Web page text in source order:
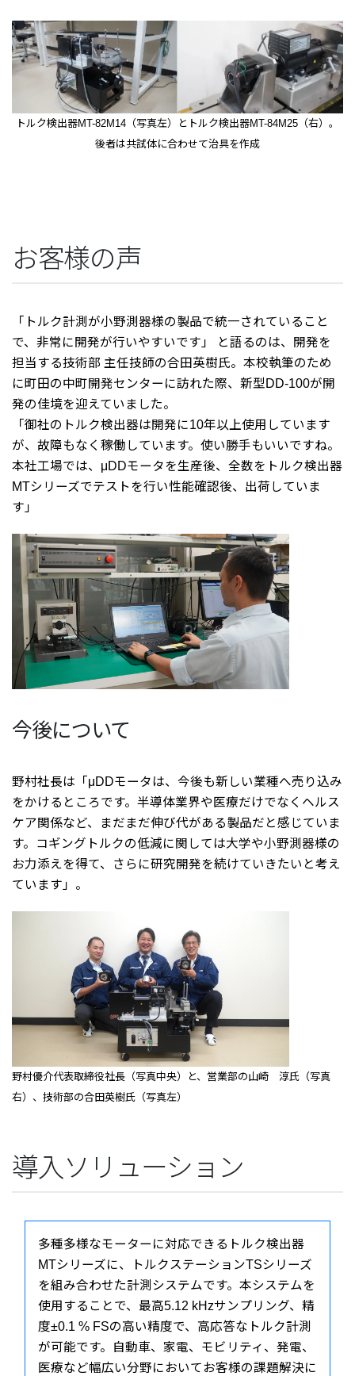
トルク検出器MT-82M14（写真左）とトルク検出器MT-84M25（右）。
後者は共試体に合わせて治具を作成
お客様の声
「トルク計測が小野測器様の製品で統一されていること
で、非常に開発が行いやすいです」 と語るのは、開発を
担当する技術部 主任技師の合田英樹氏。本校執筆のため
に町田の中町開発センターに訪れた際、新型DD-100が開
発の佳境を迎えていました。
「御社のトルク検出器は開発に10年以上使用しています
が、故障もなく稼働しています。使い勝手もいいですね。
本社工場では、μDDモータを生産後、全数をトルク検出器
MTシリーズでテストを行い性能確認後、出荷していま
す」
今後について
野村社長は「μDDモータは、今後も新しい業種へ売り込み
をかけるところです。半導体業界や医療だけでなくヘルス
ケア関係など、まだまだ伸び代がある製品だと感じていま
す。コギングトルクの低減に関しては大学や小野測器様の
お力添えを得て、さらに研究開発を続けていきたいと考え
ています」。
野村優介代表取締役社長（写真中央）と、営業部の山崎 淳氏（写真
右）、技術部の合田英樹氏（写真左）
導入ソリューション
多種多様なモーターに対応できるトルク検出器
MTシリーズに、トルクステーションTSシリーズ
を組み合わせた計測システムです。本システムを
使用することで、最高5.12 kHzサンプリング、精
度±0.1 % FSの高い精度で、高応答なトルク計測
が可能です。自動車、家電、モビリティ、発電、
医療など幅広い分野においてお客様の課題解決に